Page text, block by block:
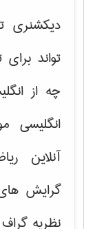
دیکشنری
تواند
چه از
انگلیسی
آنلاین
گرایش
نظریه